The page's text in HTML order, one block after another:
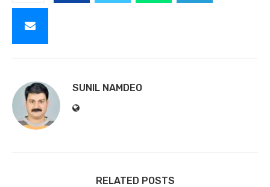
SUNIL NAMDEO
RELATED POSTS